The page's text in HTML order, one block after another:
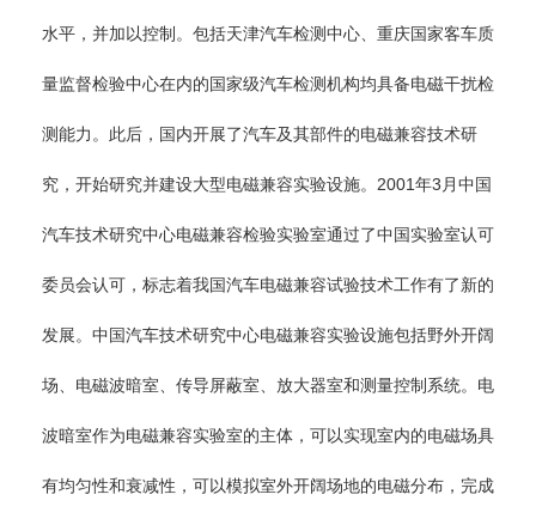
水平，并加以控制。包括天津汽车检测中心、重庆国家客车质
量监督检验中心在内的国家级汽车检测机构均具备电磁干扰检
测能力。此后，国内开展了汽车及其部件的电磁兼容技术研
究，开始研究并建设大型电磁兼容实验设施。2001年3月中国
汽车技术研究中心电磁兼容检验实验室通过了中国实验室认可
委员会认可，标志着我国汽车电磁兼容试验技术工作有了新的
发展。中国汽车技术研究中心电磁兼容实验设施包括野外开阔
场、电磁波暗室、传导屏蔽室、放大器室和测量控制系统。电
波暗室作为电磁兼容实验室的主体，可以实现室内的电磁场具
有均匀性和衰减性，可以模拟室外开阔场地的电磁分布，完成